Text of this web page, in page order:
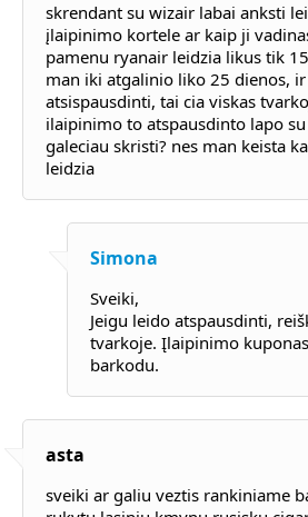
skrendant su wizair labai anksti
įlaipinimo kortele ar kaip ji
pamenu ryanair leidzia likus tik
man iki atgalinio liko 25 dienos,
atsispausdinti, tai cia viskas
ilaipinimo to atspausdinto lapo
galeciau skristi? nes man keista
leidzia
Simona
Sveiki,
Jeigu leido atspausdinti,
tvarkoje. Įlaipinimo
barkodu.
asta
sveiki ar galiu veztis rankiniame